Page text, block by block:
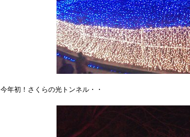
今年初！さくらの光トンネル・・